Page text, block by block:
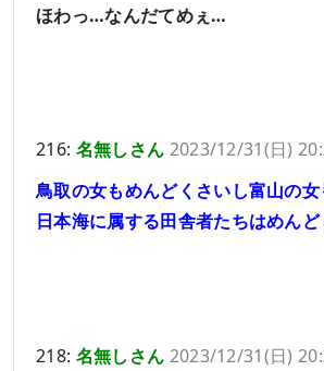
ほわっ…なんだてめぇ…
216: 名無しさん 2023/12/31(日)
鳥取の女もめんどくさいし富山の
日本海に属する田舎者たちはめん
218: 名無しさん 2023/12/31(日)